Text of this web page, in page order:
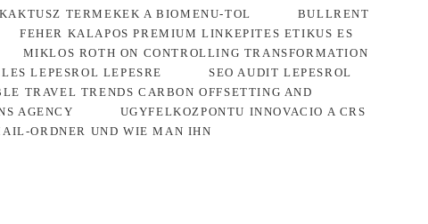
TERMEKEK A BIOMENU-TOL
BULLRENT
FEHER KALAPOS PREMIUM LINKEPITES ETIKUS ES
MIKLOS ROTH ON CONTROLLING TRANSFORMATION
LEPESROL LEPESRE
SEO AUDIT LEPESROL
TRAVEL TRENDS CARBON OFFSETTING AND
AGENCY
UGYFELKOZPONTU INNOVACIO A CRS
ORDNER UND WIE MAN IHN